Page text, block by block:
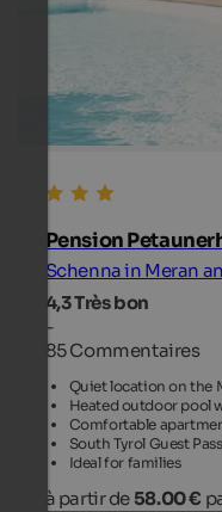
Pension
Schenna in Meran
4,3Très bon
-
85 Commentaires
Quiet location on the
Heated outdoor pool
Comfortable
South Tyrol Guest
Ideal for families
à partir de 58.00 €